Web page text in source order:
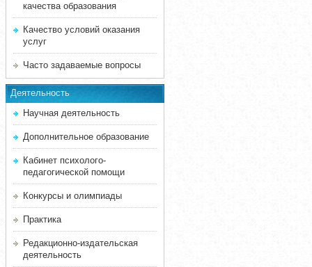
качества образования
Качество условий оказания
услуг
Часто задаваемые вопросы
Деятельность
Научная деятельность
Дополнительное образование
Кабинет психолого-
педагогической помощи
Конкурсы и олимпиады
Практика
Редакционно-издательская
деятельность